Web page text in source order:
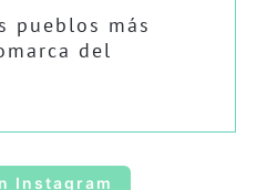
pueblos más
del
Instagram